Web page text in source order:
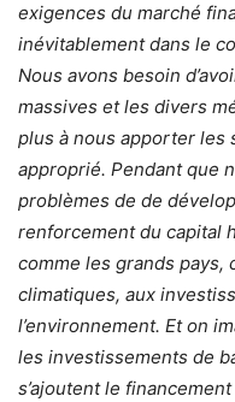
exigences du marché
inévitablement dans le
Nous avons besoin
massives et les divers
plus à nous apporter les
approprié. Pendant que
problèmes de de
renforcement du capital
comme les grands pays,
climatiques, aux
l’environnement. Et on
les investissements de
s’ajoutent le